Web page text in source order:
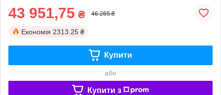
43 951,75 ₴ 46 265 ₴
Економія 2313.25 ₴
Купити
або
Купити з